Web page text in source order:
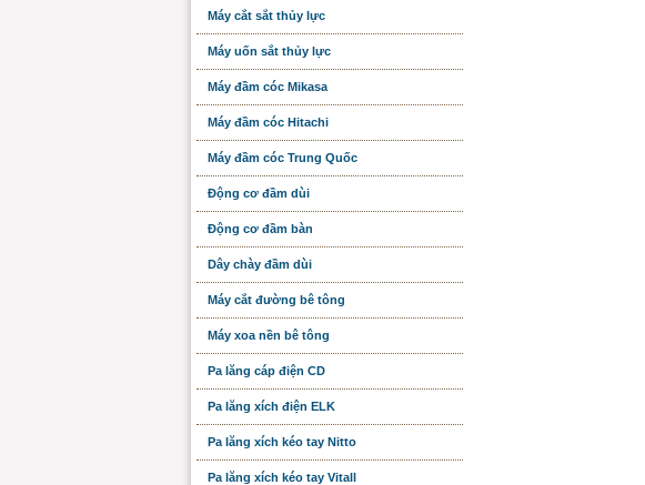
Máy cắt sắt thủy lực
Máy uốn sắt thủy lực
Máy đầm cóc Mikasa
Máy đầm cóc Hitachi
Máy đầm cóc Trung Quốc
Động cơ đầm dùi
Động cơ đầm bàn
Dây chày đầm dùi
Máy cắt đường bê tông
Máy xoa nền bê tông
Pa lăng cáp điện CD
Pa lăng xích điện ELK
Pa lăng xích kéo tay Nitto
Pa lăng xích kéo tay Vitall